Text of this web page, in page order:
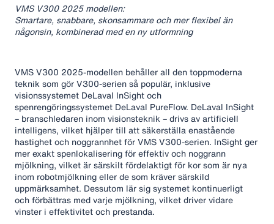
VMS V300 2025 modellen:
Smartare, snabbare, skonsammare och mer flexibel än
någonsin, kombinerad med en ny utformning
VMS V300 2025-modellen behåller all den toppmoderna
teknik som gör V300-serien så populär, inklusive
visionssystemet DeLaval InSight och
spenrengöringssystemet DeLaval PureFlow. DeLaval InSight
– branschledaren inom visionsteknik – drivs av artificiell
intelligens, vilket hjälper till att säkerställa enastående
hastighet och noggrannhet för VMS V300-serien. InSight ger
mer exakt spenlokalisering för effektiv och noggrann
mjölkning, vilket är särskilt fördelaktigt för kor som är nya
inom robotmjölkning eller de som kräver särskild
uppmärksamhet. Dessutom lär sig systemet kontinuerligt
och förbättras med varje mjölkning, vilket driver vidare
vinster i effektivitet och prestanda.